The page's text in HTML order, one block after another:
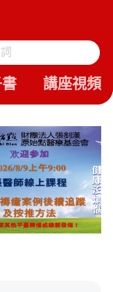
講座視頻